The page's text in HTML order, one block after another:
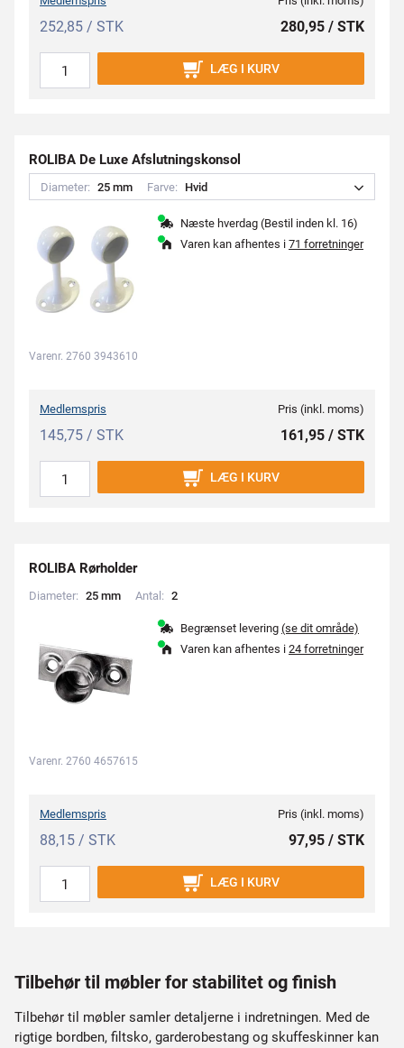
252,85 / STK 280,95 / STK
LÆG I KURV
ROLIBA De Luxe Afslutningskonsol
Diameter: 25 mm Farve: Hvid
Næste hverdag (Bestil inden kl. 16)
Varen kan afhentes i 71 forretninger
Varenr. 2760 3943610
Medlemspris
145,75 / STK
Pris (inkl. moms)
161,95 / STK
LÆG I KURV
ROLIBA Rørholder
Diameter: 25 mm Antal: 2
Begrænset levering (se dit område)
Varen kan afhentes i 24 forretninger
Varenr. 2760 4657615
Medlemspris
88,15 / STK
Pris (inkl. moms)
97,95 / STK
LÆG I KURV
Tilbehør til møbler for stabilitet og finish
Tilbehør til møbler samler detaljerne i indretningen. Med de
rigtige bordben, filtsko, garderobestang og skuffeskinner kan